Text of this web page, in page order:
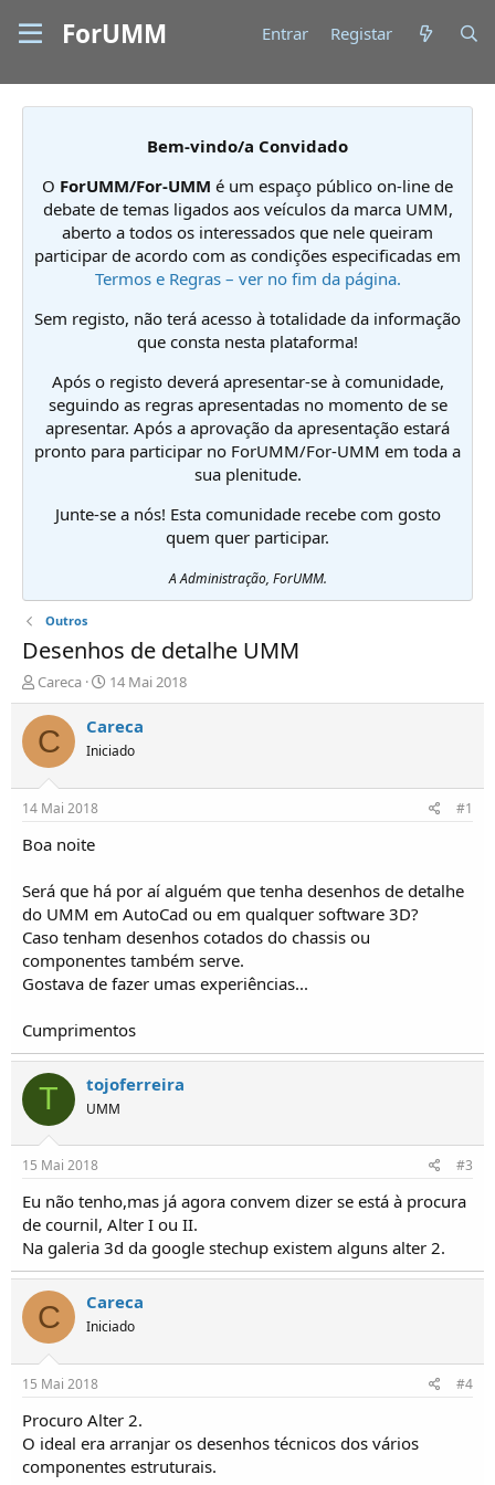
ForUMM Entrar Registar
Bem-vindo/a Convidado
O ForUMM/For-UMM é um espaço público on-line de
debate de temas ligados aos veículos da marca UMM,
aberto a todos os interessados que nele queiram
participar de acordo com as condições especificadas em
Termos e Regras – ver no fim da página.
Sem registo, não terá acesso à totalidade da informação
que consta nesta plataforma!
Após o registo deverá apresentar-se à comunidade,
seguindo as regras apresentadas no momento de se
apresentar. Após a aprovação da apresentação estará
pronto para participar no ForUMM/For-UMM em toda a
sua plenitude.
Junte-se a nós! Esta comunidade recebe com gosto
quem quer participar.
A Administração, ForUMM.
Outros
Desenhos de detalhe UMM
I
n
i
c
i
d
o
r
T
ó
p
i
c
Careca
D
a
t
a
d
i
o
14 Mai 2018
C Careca
Iniciado
14 Mai 2018 #1
Boa noite
Será que há por aí alguém que tenha desenhos de detalhe
do UMM em AutoCad ou em qualquer software 3D?
Caso tenham desenhos cotados do chassis ou
componentes também serve.
Gostava de fazer umas experiências...
Cumprimentos
T tojoferreira
UMM
15 Mai 2018 #3
Eu não tenho,mas já agora convem dizer se está à procura
de cournil, Alter I ou II.
Na galeria 3d da google stechup existem alguns alter 2.
C Careca
Iniciado
15 Mai 2018 #4
Procuro Alter 2.
O ideal era arranjar os desenhos técnicos dos vários
componentes estruturais.